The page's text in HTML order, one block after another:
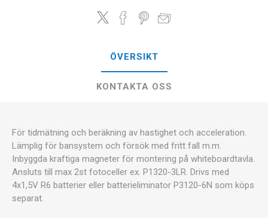
ÖVERSIKT
KONTAKTA OSS
För tidmätning och beräkning av hastighet och acceleration.
Lämplig för bansystem och försök med fritt fall m.m.
Inbyggda kraftiga magneter för montering på whiteboardtavla.
Ansluts till max 2st fotoceller ex. P1320-3LR. Drivs med
4x1,5V R6 batterier eller batterieliminator P3120-6N som köps
separat.